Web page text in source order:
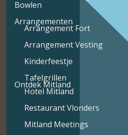
Bowlen
Arrangementen
Arrangement Fort
Arrangement Vesting
Kinderfeestje
Tafelgrillen
Ontdek Mitland
Hotel Mitland
Restaurant Vlonders
Mitland Meetings